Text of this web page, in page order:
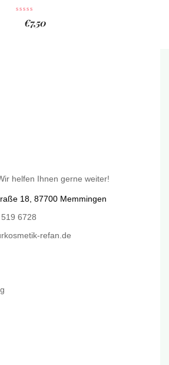
€7,50
helfen Ihnen gerne weiter!
18, 87700 Memmingen
6728
refan.de